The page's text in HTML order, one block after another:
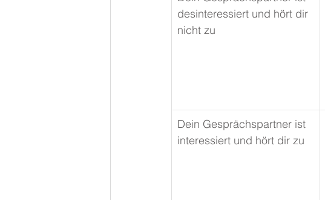
desinteressiert und hört dir
nicht zu
Dein Gesprächspartner ist
interessiert und hört dir zu